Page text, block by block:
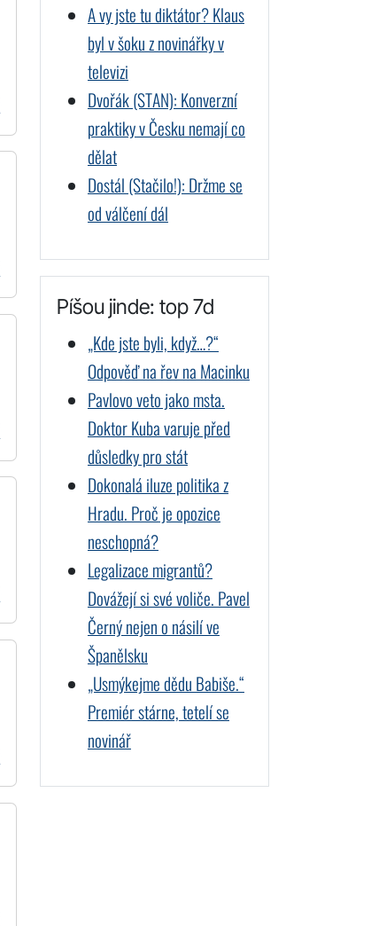
A vy jste tu diktátor? Klaus
byl v šoku z novinářky v
televizi
Dvořák (STAN): Konverzní
praktiky v Česku nemají co
dělat
Dostál (Stačilo!): Držme se
od válčení dál
Píšou jinde: top 7d
„Kde jste byli, když…?“
Odpověď na řev na Macinku
Pavlovo veto jako msta.
Doktor Kuba varuje před
důsledky pro stát
Dokonalá iluze politika z
Hradu. Proč je opozice
neschopná?
Legalizace migrantů?
Dovážejí si své voliče. Pavel
Černý nejen o násilí ve
Španělsku
„Usmýkejme dědu Babiše.“
Premiér stárne, tetelí se
novinář